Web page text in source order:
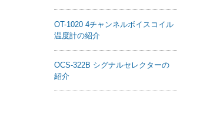
OT-1020 4チャンネルボイスコイル
温度計の紹介
OCS-322B シグナルセレクターの
紹介